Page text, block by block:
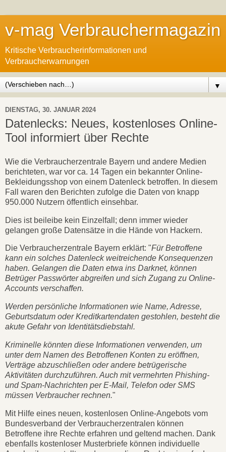
v-mag Verbrauchermagazin
Kritische Verbraucherinformationen und
Verbraucherwarnungen
▼
DIENSTAG, 30. JANUAR 2024
Datenlecks: Neues, kostenloses Online-
Tool informiert über Rechte
Wie die Verbraucherzentrale Bayern und andere Medien
berichteten, war vor ca. 14 Tagen ein bekannter Online-
Bekleidungsshop von einem Datenleck betroffen. In diesem
Fall waren den Berichten zufolge die Daten von knapp
950.000 Nutzern öffentlich einsehbar.
Dies ist beileibe kein Einzelfall; denn immer wieder
gelangen große Datensätze in die Hände von Hackern.
Die Verbraucherzentrale Bayern erklärt: "Für Betroffene
kann ein solches Datenleck weitreichende Konsequenzen
haben. Gelangen die Daten etwa ins Darknet, können
Betrüger Passwörter abgreifen und sich Zugang zu Online-
Accounts verschaffen.
Werden persönliche Informationen wie Name, Adresse,
Geburtsdatum oder Kreditkartendaten gestohlen, besteht die
akute Gefahr von Identitätsdiebstahl.
Kriminelle könnten diese Informationen verwenden, um
unter dem Namen des Betroffenen Konten zu eröffnen,
Verträge abzuschließen oder andere betrügerische
Aktivitäten durchzuführen. Auch mit vermehrten Phishing-
und Spam-Nachrichten per E-Mail, Telefon oder SMS
müssen Verbraucher rechnen."
Mit Hilfe eines neuen, kostenlosen Online-Angebots vom
Bundesverband der Verbraucherzentralen können
Betroffene ihre Rechte erfahren und geltend machen. Dank
ebenfalls kostenloser Musterbriefe können individuelle